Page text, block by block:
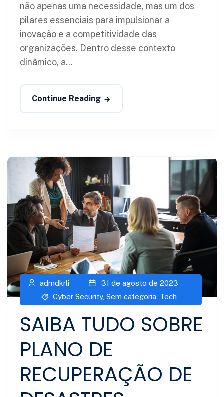
não apenas uma necessidade, mas um dos
pilares essenciais para impulsionar a
inovação e a competitividade das
organizações. Dentro desse contexto
dinâmico, a...
Continue Reading
admdkrli
31 de agosto de 2023
Cyber Security, Sem categoria Tech
SAIBA TUDO SOBRE
PLANO DE
RECUPERAÇÃO DE